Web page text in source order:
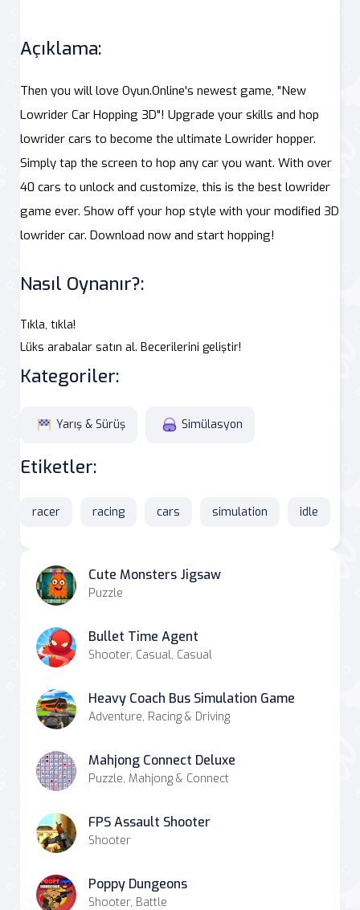
Açıklama:
Then you will love Oyun.Online's newest game, "New
Lowrider Car Hopping 3D"! Upgrade your skills and hop
lowrider cars to become the ultimate Lowrider hopper.
Simply tap the screen to hop any car you want. With over
40 cars to unlock and customize, this is the best lowrider
game ever. Show off your hop style with your modified 3D
lowrider car. Download now and start hopping!
Nasıl Oynanır?:
Tıkla, tıkla!
Lüks arabalar satın al. Becerilerini geliştir!
Kategoriler:
Yarış & Sürüş Simülasyon
Etiketler:
racer racing cars simulation idle
Cute Monsters Jigsaw
Puzzle
Bullet Time Agent
Shooter, Casual, Casual
Heavy Coach Bus Simulation Game
Adventure, Racing & Driving
Mahjong Connect Deluxe
Puzzle, Mahjong & Connect
FPS Assault Shooter
Shooter
Poppy Dungeons
Shooter, Battle